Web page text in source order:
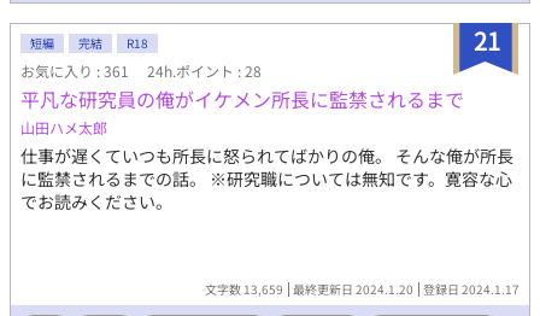
21
短編 完結 R18
お気に入り : 361 24h.ポイント : 28
平凡な研究員の俺がイケメン所長に監禁されるまで
山田ハメ太郎
仕事が遅くていつも所長に怒られてばかりの俺。 そんな俺が所長
に監禁されるまでの話。 ※研究職については無知です。寛容な心
でお読みください。
文字数 13,659 最終更新日 2024.1.20 登録日 2024.1.17